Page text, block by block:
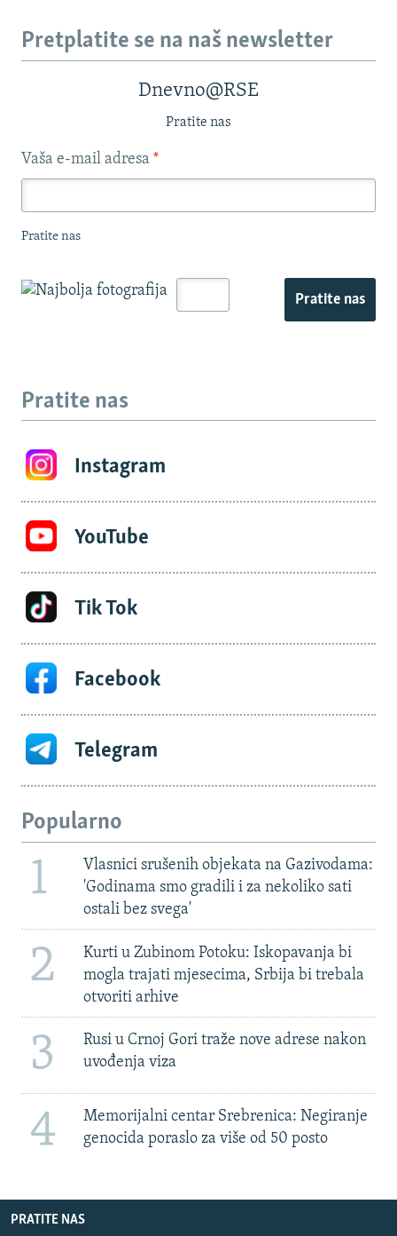
Pretplatite se na naš newsletter
Dnevno@RSE
Pratite nas
Vaša e-mail adresa *
Pratite nas
Pratite nas
Pratite nas
Instagram
YouTube
Tik Tok
Facebook
Telegram
Popularno
1
Vlasnici srušenih objekata na Gazivodama:
'Godinama smo gradili i za nekoliko sati
ostali bez svega'
2
Kurti u Zubinom Potoku: Iskopavanja bi
mogla trajati mjesecima, Srbija bi trebala
otvoriti arhive
3
Rusi u Crnoj Gori traže nove adrese nakon
uvođenja viza
4
Memorijalni centar Srebrenica: Negiranje
genocida poraslo za više od 50 posto
PRATITE NAS